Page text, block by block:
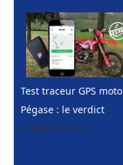
Test traceur GPS moto
Pégase : le verdict
Essais moto TT